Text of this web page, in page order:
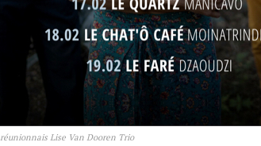
Lise Van Dooren Trio